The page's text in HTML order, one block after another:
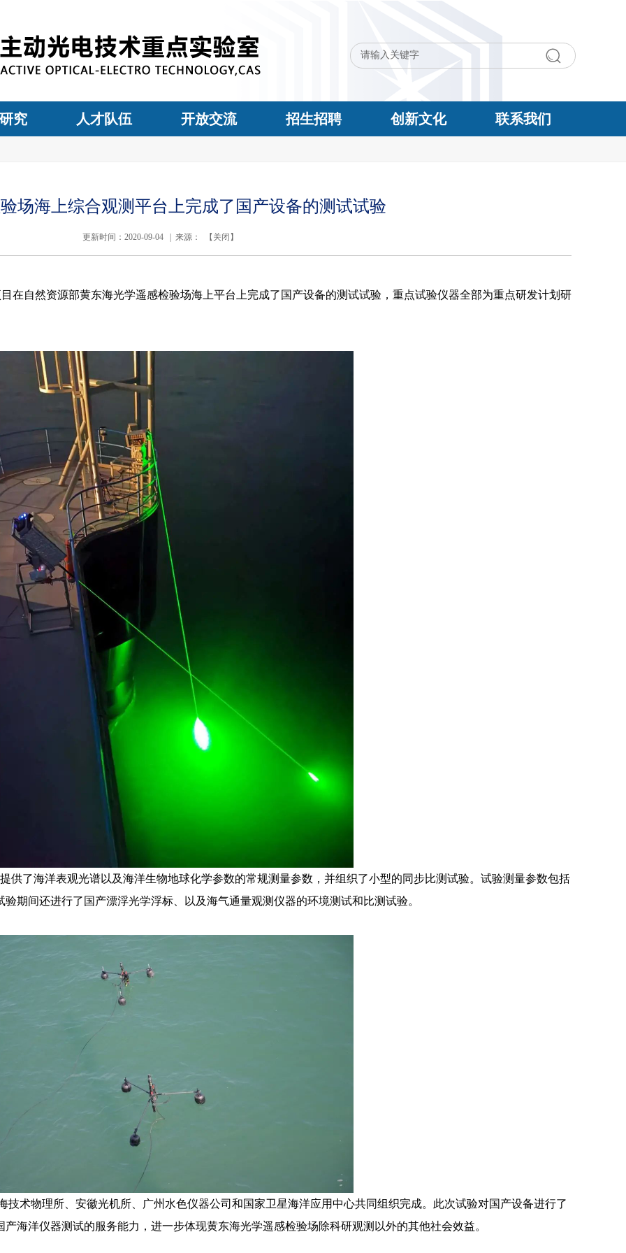
究 人才队伍 开放交流 招生招聘 创新文化 联系我们
场海上综合观测平台上完成了国产设备的测试试验
更新时间：2020-09-04 | 来源： 【 关闭 】
在自然资源部黄东海光学遥感检验场海上平台上完成了国产设备的测试试验，重点试验仪器全部为重点研发计划研
供了海洋表观光谱以及海洋生物地球化学参数的常规测量参数，并组织了小型的同步比测试验。试验测量参数包括
期间还进行了国产漂浮光学浮标、以及海气通量观测仪器的环境测试和比测试验。
术物理所、安徽光机所、广州水色仪器公司和国家卫星海洋应用中心共同组织完成。此次试验对国产设备进行了
海洋仪器测试的服务能力，进一步体现黄东海光学遥感检验场除科研观测以外的其他社会效益。